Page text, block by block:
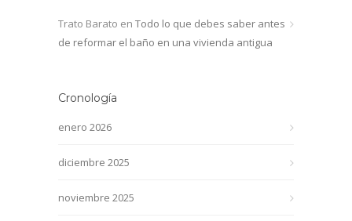
Trato Barato en Todo lo que debes saber antes
de reformar el baño en una vivienda antigua
Cronología
enero 2026
diciembre 2025
noviembre 2025